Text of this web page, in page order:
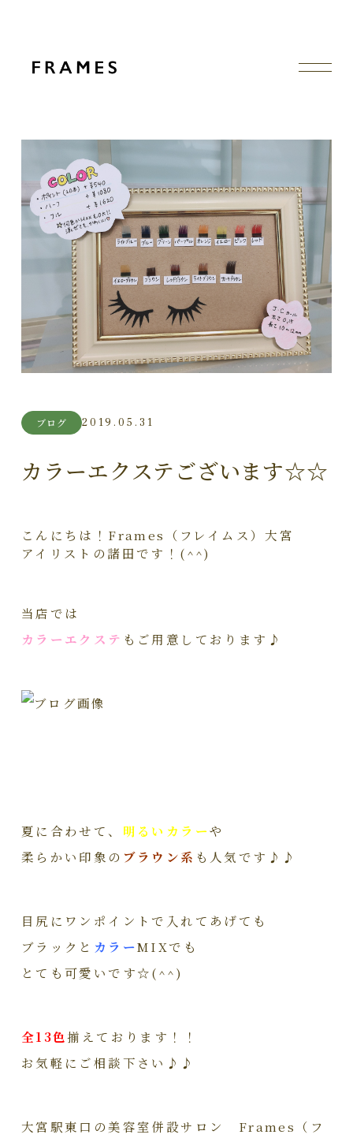
ブログ 2019.05.31
カラーエクステございます☆☆
こんにちは！Frames（フレイムス）大宮
アイリストの諸田です！(^^)
当店では
カラーエクステ もご用意しております♪
夏に合わせて、 明るいカラーや
柔らかい印象の ブラウン系 も人気です♪♪
目尻にワンポイントで入れてあげても
ブラックと カラーMIXでも
とても可愛いです☆(^^)
全13色揃えております！！
お気軽にご相談下さい♪♪
大宮駅東口の美容室併設サロン Frames（フ